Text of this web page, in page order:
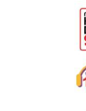
ipsum in
now see it
directors,
are at
such as
Indesign etc.